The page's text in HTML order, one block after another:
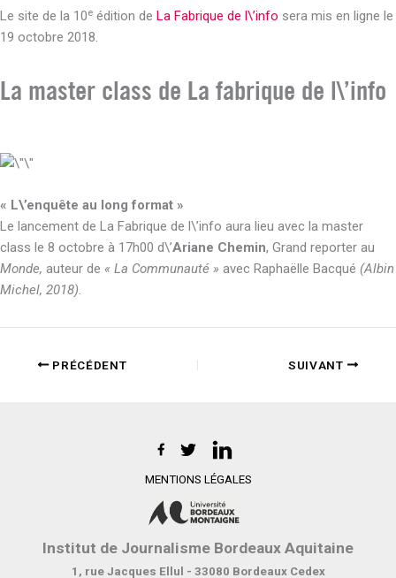
Le site de la 10e édition de La Fabrique de l\’info sera mis en ligne le
19 octobre 2018.
La master class de La fabrique de l\’info
« L\’enquête au long format »
Le lancement de La Fabrique de l\’info aura lieu avec la master
class le 8 octobre à 17h00 d\’Ariane Chemin, Grand reporter au
Monde, auteur de « La Communauté » avec Raphaëlle Bacqué (Albin
Michel, 2018).
PRÉCÉDENT SUIVANT
MENTIONS LÉGALES
Institut de Journalisme Bordeaux Aquitaine
1, rue Jacques Ellul - 33080 Bordeaux Cedex